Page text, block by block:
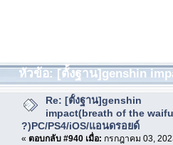
หัวข้อ: [ตั้งฐาน]genshin
รั้ง)
Re: [ตั้งฐาน]genshin
impact(breath of the waifu
?)PC/PS4/iOS/แอนดรอยด์
« ตอบกลับ #940 เมื่อ: กรกฎาคม 03,